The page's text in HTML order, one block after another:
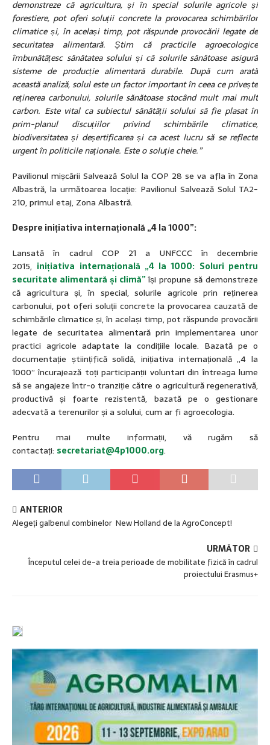
demonstreze că agricultura, și în special solurile agricole și
forestiere, pot oferi soluții concrete la provocarea schimbărilor
climatice și, în același timp, pot răspunde provocării legate de
securitatea alimentară. Știm că practicile agroecologice
îmbunătățesc sănătatea solului și că solurile sănătoase asigură
sisteme de producție alimentară durabile. După cum arată
această analiză, solul este un factor important în ceea ce privește
reținerea carbonului, solurile sănătoase stocând mult mai mult
carbon. Este vital ca subiectul sănătății solului să fie plasat în
prim-planul discuțiilor privind schimbările climatice,
biodiversitatea și deșertificarea și ca acest lucru să se reflecte
urgent în politicile naționale. Este o soluție cheie.”
Pavilionul mișcării Salvează Solul la COP 28 se va afla în Zona
Albastră, la următoarea locație: Pavilionul Salvează Solul TA2-
210, primul etaj, Zona Albastră.
Despre inițiativa internațională „4 la 1000”:
Lansată în cadrul COP 21 a UNFCCC în decembrie
2015, inițiativa internațională „4 la 1000: Soluri pentru
securitate alimentară și climă”își propune să demonstreze
că agricultura și, în special, solurile agricole prin reținerea
carbonului, pot oferi soluții concrete la provocarea cauzată de
schimbările climatice și, în același timp, pot răspunde provocării
legate de securitatea alimentară prin implementarea unor
practici agricole adaptate la condițiile locale. Bazată pe o
documentație științifică solidă, inițiativa internațională „4 la
1000” încurajează toți participanții voluntari din întreaga lume
să se angajeze într-o tranziție către o agricultură regenerativă,
productivă și foarte rezistentă, bazată pe o gestionare
adecvată a terenurilor și a solului, cum ar fi agroecologia.
Pentru mai multe informații, vă rugăm să
contactați: secretariat@4p1000.org.
ANTERIOR
Alegeți galbenul combinelor New Holland de la AgroConcept!
URMĂTOR
Începutul celei de-a treia perioade de mobilitate fizică în cadrul
proiectului Erasmus+